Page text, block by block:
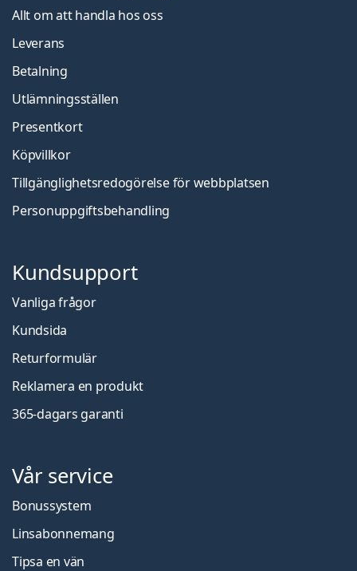
Allt om att handla hos oss
Leverans
Betalning
Utlämningsställen
Presentkort
Köpvillkor
Tillgänglighetsredogörelse för webbplatsen
Personuppgiftsbehandling
Kundsupport
Vanliga frågor
Kundsida
Returformulär
Reklamera en produkt
365-dagars garanti
Vår service
Bonussystem
Linsabonnemang
Tipsa en vän